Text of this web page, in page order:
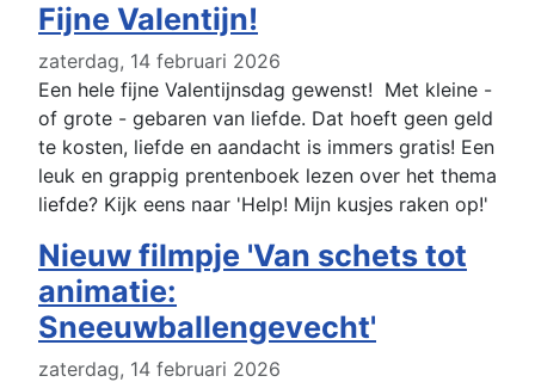
Fijne Valentijn!
zaterdag, 14 februari 2026
Een hele fijne Valentijnsdag gewenst! Met kleine -
of grote - gebaren van liefde. Dat hoeft geen geld
te kosten, liefde en aandacht is immers gratis! Een
leuk en grappig prentenboek lezen over het thema
liefde? Kijk eens naar 'Help! Mijn kusjes raken op!'
Nieuw filmpje 'Van schets tot
animatie:
Sneeuwballengevecht'
zaterdag, 14 februari 2026